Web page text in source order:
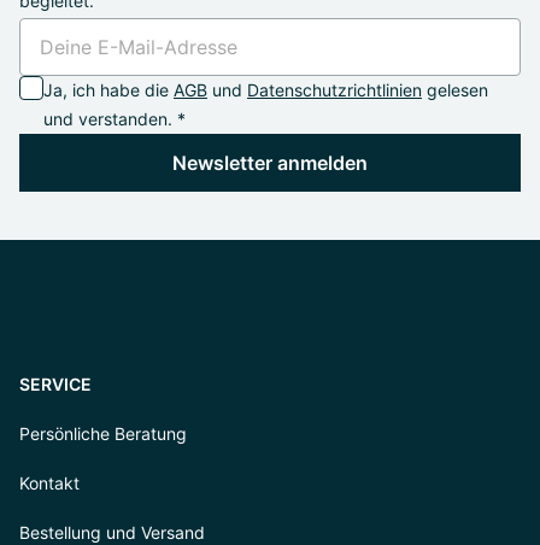
Ja, ich habe die AGB und Datenschutzrichtlinien gelesen
und verstanden. *
Newsletter anmelden
SERVICE
Persönliche Beratung
Kontakt
Bestellung und Versand